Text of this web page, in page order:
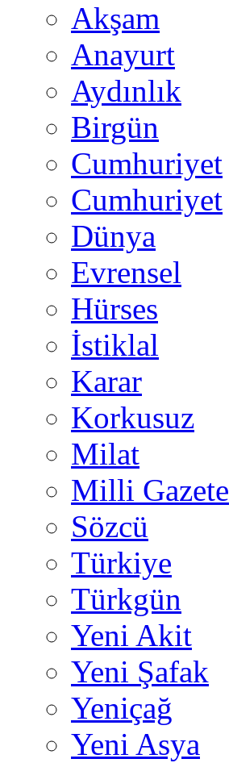
Akşam
Anayurt
Aydınlık
Birgün
Cumhuriyet
Cumhuriyet
Dünya
Evrensel
Hürses
İstiklal
Karar
Korkusuz
Milat
Milli Gazete
Sözcü
Türkiye
Türkgün
Yeni Akit
Yeni Şafak
Yeniçağ
Yeni Asya